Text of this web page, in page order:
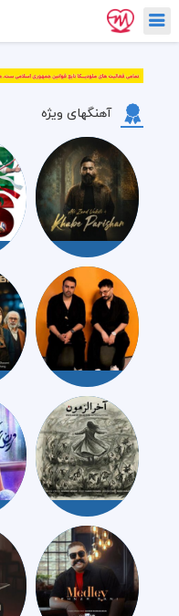
آهنگهای ویژه